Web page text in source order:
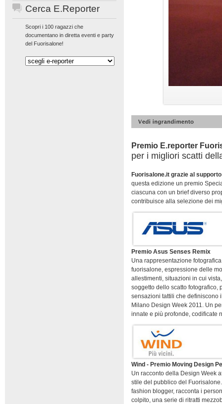
Cerca E.Reporter
Scopri i 100 ragazzi che
documentano in diretta eventi e party
del Fuorisalone!
Premio E.reporter
per i migliori scatti
Fuorisalone.it grazie al
questa edizione un premio
ciascuna con un brief diverso
contribuisce alla selezione dei
Premio Asus Senses Remix
Una rappresentazione
fuorisalone, espressione delle
allestimenti, situazioni in cui
soggetto dello scatto fotografico,
sensazioni tattili che definiscono
Milano Design Week 2011. Un
innate e più profonde, codificate
Wind - Premio Moving Design
Un racconto della Design Week
stile del pubblico del
fashion blogger, racconta i
colpito, una serie di ritratti